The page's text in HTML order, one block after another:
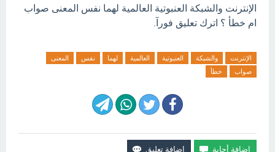
الإنترنت والشبكة العنبوتية العالمية لهما نفس المعنى صواب
ام خطأ ؟ اترك تعليق فورآ.
الإنترنت والشبكة العنبوتية العالمية لهما نفس
المعنى
صواب
خطأ